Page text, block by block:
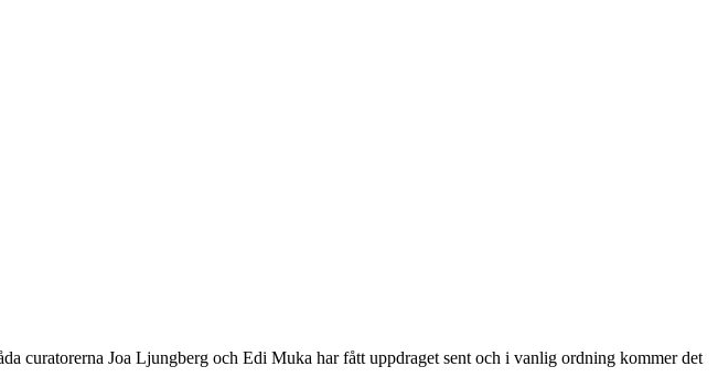
curatorerna Joa Ljungberg och Edi Muka har fått uppdraget sent och i vanlig ordning kommer det